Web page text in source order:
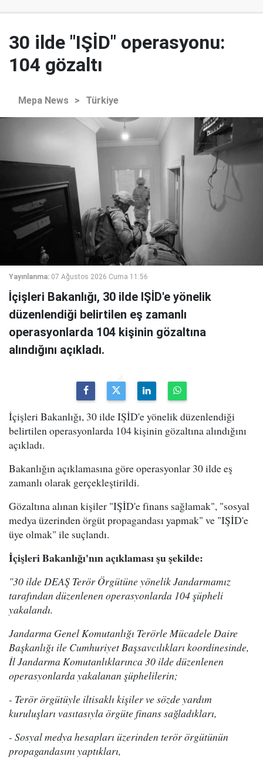
30 ilde "IŞİD" operasyonu:
104 gözaltı
Mepa News > Türkiye
Yayınlanma: 07 Ağustos 2026 Cuma 11:56
İçişleri Bakanlığı, 30 ilde IŞİD'e yönelik
düzenlendiği belirtilen eş zamanlı
operasyonlarda 104 kişinin gözaltına
alındığını açıkladı.
İçişleri Bakanlığı, 30 ilde IŞİD'e yönelik düzenlendiği
belirtilen operasyonlarda 104 kişinin gözaltına alındığını
açıkladı.
Bakanlığın açıklamasına göre operasyonlar 30 ilde eş
zamanlı olarak gerçekleştirildi.
Gözaltına alınan kişiler "IŞİD'e finans sağlamak", "sosyal
medya üzerinden örgüt propagandası yapmak" ve "IŞİD'e
üye olmak" ile suçlandı.
İçişleri Bakanlığı'nın açıklaması şu şekilde:
"30 ilde DEAŞ Terör Örgütüne yönelik Jandarmamız
tarafından düzenlenen operasyonlarda 104 şüpheli
yakalandı.
Jandarma Genel Komutanlığı Terörle Mücadele Daire
Başkanlığı ile Cumhuriyet Başsavcılıkları koordinesinde,
İl Jandarma Komutanlıklarınca 30 ilde düzenlenen
operasyonlarda yakalanan şüphelilerin;
- Terör örgütüyle iltisaklı kişiler ve sözde yardım
kuruluşları vasıtasıyla örgüte finans sağladıkları,
- Sosyal medya hesapları üzerinden terör örgütünün
propagandasını yaptıkları,